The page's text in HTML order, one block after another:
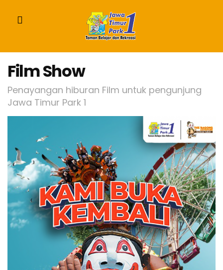
Film Show
Penayangan hiburan Film untuk pengunjung
Jawa Timur Park 1